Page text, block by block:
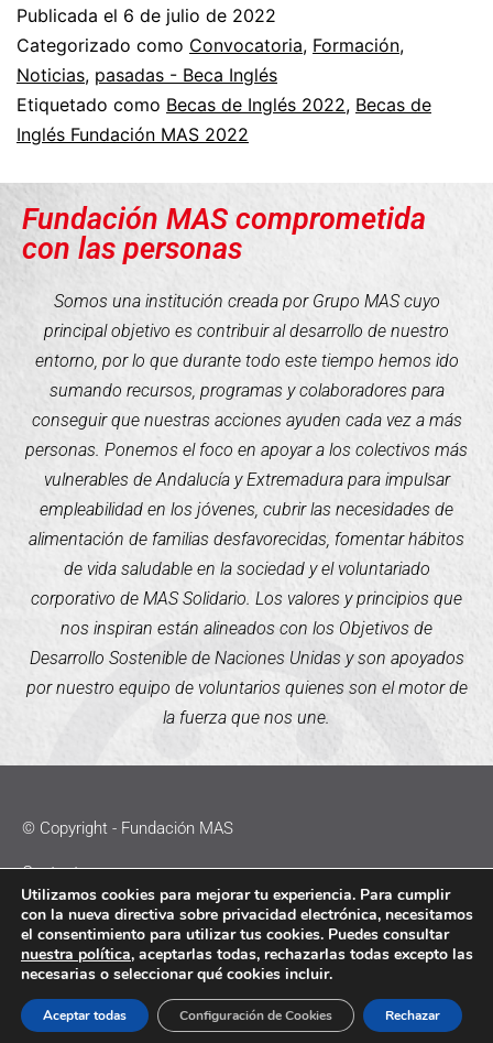
Publicada el 6 de julio de 2022
Categorizado como Convocatoria, Formación,
Noticias, pasadas - Beca Inglés
Etiquetado como Becas de Inglés 2022, Becas de
Inglés Fundación MAS 2022
Fundación MAS comprometida
con las personas
Somos una institución creada por Grupo MAS cuyo
principal objetivo es contribuir al desarrollo de nuestro
entorno, por lo que durante todo este tiempo hemos ido
sumando recursos, programas y colaboradores para
conseguir que nuestras acciones ayuden cada vez a más
personas. Ponemos el foco en apoyar a los colectivos más
vulnerables de Andalucía y Extremadura para impulsar
empleabilidad en los jóvenes, cubrir las necesidades de
alimentación de familias desfavorecidas, fomentar hábitos
de vida saludable en la sociedad y el voluntariado
corporativo de MAS Solidario. Los valores y principios que
nos inspiran están alineados con los Objetivos de
Desarrollo Sostenible de Naciones Unidas y son apoyados
por nuestro equipo de voluntarios quienes son el motor de
la fuerza que nos une.
© Copyright - Fundación MAS
Contacto
Política de Cookies
Política de Privacidad
Aviso Legal
Utilizamos cookies para mejorar tu experiencia. Para cumplir
con la nueva directiva sobre privacidad electrónica, necesitamos
el consentimiento para utilizar tus cookies. Puedes consultar
nuestra política, aceptarlas todas, rechazarlas todas excepto las
necesarias o seleccionar qué cookies incluir.
Aceptar todas Rechazar
Configuración de Cookies